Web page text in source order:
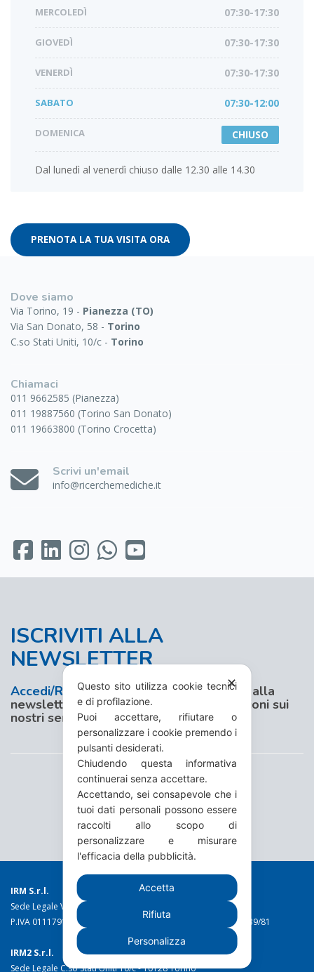
MERCOLEDÌ 07:30-17:30
GIOVEDÌ 07:30-17:30
VENERDÌ 07:30-17:30
SABATO 07:30-12:00
DOMENICA CHIUSO
Dal lunedì al venerdì chiuso dalle 12.30 alle 14.30
PRENOTA LA TUA VISITA ORA
Dove siamo
Via Torino, 19 - Pianezza (TO)
Via San Donato, 58 - Torino
C.so Stati Uniti, 10/c - Torino
Chiamaci
011 9662585 (Pianezza)
011 19887560 (Torino San Donato)
011 19663800 (Torino Crocetta)
Scrivi un'email
info@ricerchemediche.it
ISCRIVITI ALLA
NEWSLETTER
Accedi/Registrati al nostro sito e iscriviti alla
newsletter per aggiornamenti e promozioni sui
nostri servizi
IRM S.r.l.
Sede Legale Via Torino 19 - 10044 Pianezza (TO)
P.IVA 01117910016 C.C.I.A.A. n. 49973 Reg. Trib. Torino n. 1639/81
IRM2 S.r.l.
Sede Legale C.so Stati Uniti 10/c - 10128 Torino
✕
Questo sito utilizza cookie tecnici
e di profilazione.
Puoi accettare, rifiutare o
personalizzare i cookie premendo i
pulsanti desiderati.
Chiudendo questa informativa
continuerai senza accettare.
Accettando, sei consapevole che i
tuoi dati personali possono essere
raccolti allo scopo di
personalizzare e misurare
l'efficacia della pubblicità.
Accetta
Rifiuta
Personalizza